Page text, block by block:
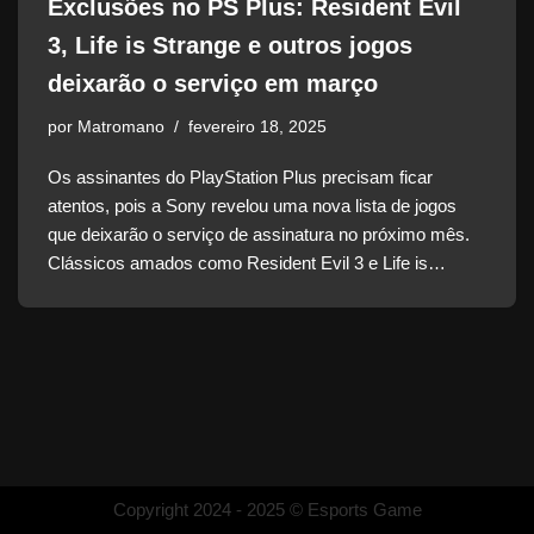
Exclusões no PS Plus: Resident Evil
3, Life is Strange e outros jogos
deixarão o serviço em março
por Matromano fevereiro 18, 2025
Os assinantes do PlayStation Plus precisam ficar
atentos, pois a Sony revelou uma nova lista de jogos
que deixarão o serviço de assinatura no próximo mês.
Clássicos amados como Resident Evil 3 e Life is…
Copyright 2024 - 2025 © Esports Game